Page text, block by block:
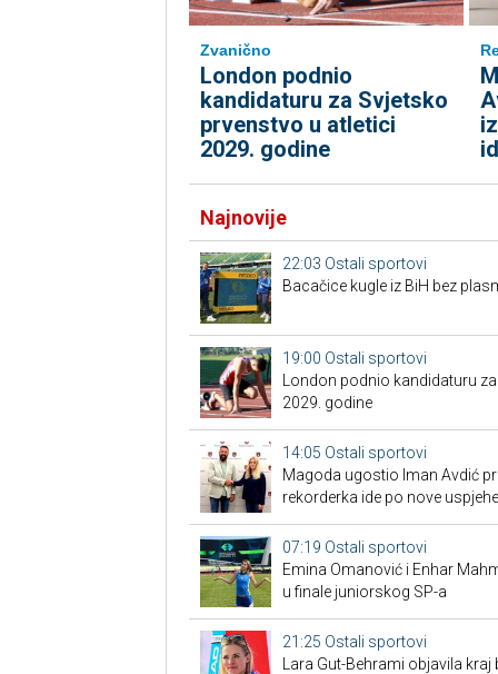
Zvanično
London podnio
kandidaturu za Svjetsko
prvenstvo u atletici
2029. godine
Najnovije
22:03 Ostali sportovi
Bacačice kugle iz BiH bez
19:00 Ostali sportovi
London podnio kandidaturu
2029. godine
14:05 Ostali sportovi
Magoda ugostio Iman Avdić
rekorderka ide po nove uspjehe
07:19 Ostali sportovi
Emina Omanović i Enhar
u finale juniorskog SP-a
21:25 Ostali sportovi
Lara Gut-Behrami objavila kraj